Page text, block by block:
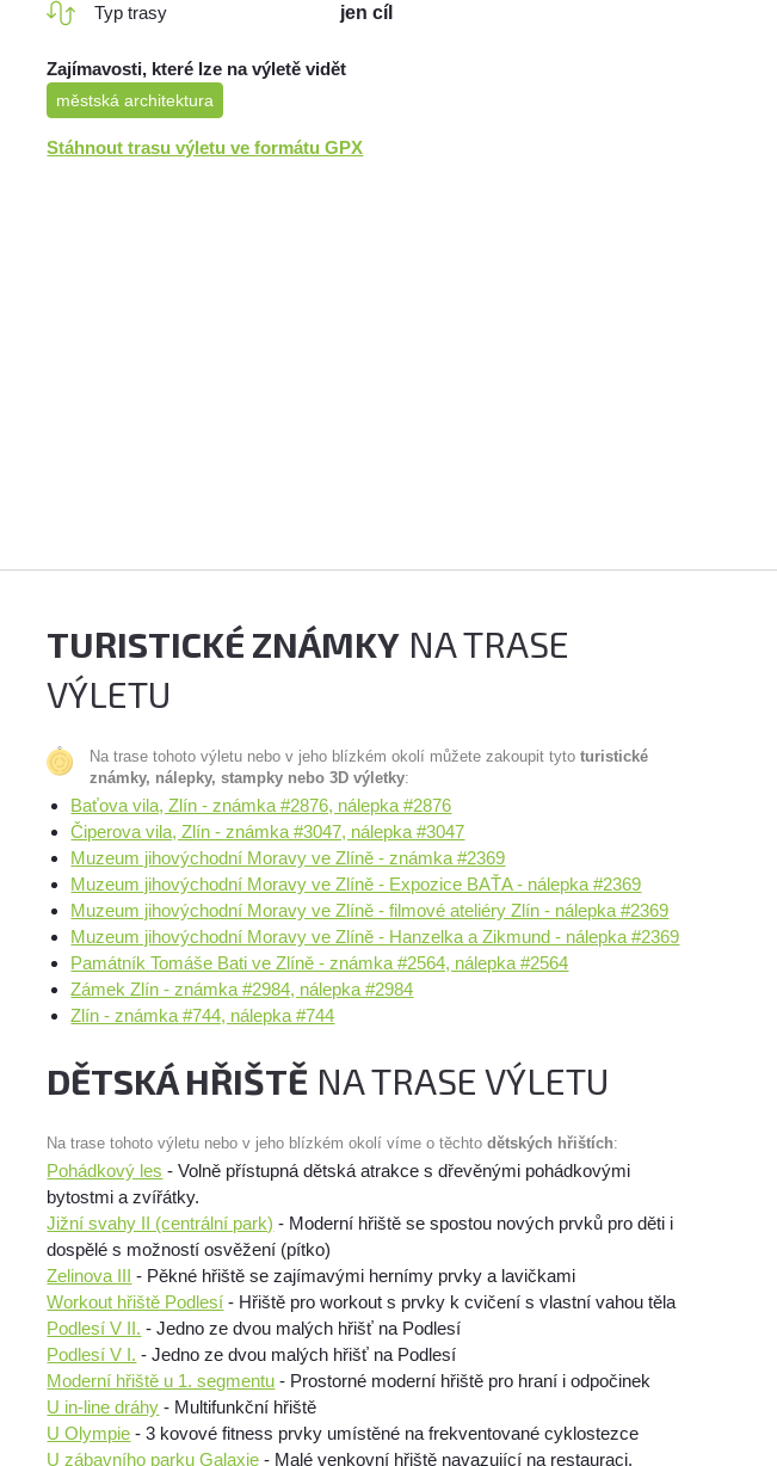
Typ trasy jen cíl
Zajímavosti, které lze na výletě vidět
městská architektura
Stáhnout trasu výletu ve formátu GPX
TURISTICKÉ ZNÁMKY NA TRASE
VÝLETU
Na trase tohoto výletu nebo v jeho blízkém okolí můžete zakoupit tytoturistické
známky, nálepky, stampky nebo 3D výletky:
Baťova vila, Zlín - známka #2876, nálepka #2876
Čiperova vila, Zlín - známka #3047, nálepka #3047
Muzeum jihovýchodní Moravy ve Zlíně - známka #2369
Muzeum jihovýchodní Moravy ve Zlíně - Expozice BAŤA - nálepka #2369
Muzeum jihovýchodní Moravy ve Zlíně - filmové ateliéry Zlín - nálepka #2369
Muzeum jihovýchodní Moravy ve Zlíně - Hanzelka a Zikmund - nálepka #2369
Památník Tomáše Bati ve Zlíně - známka #2564, nálepka #2564
Zámek Zlín - známka #2984, nálepka #2984
Zlín - známka #744, nálepka #744
DĚTSKÁ HŘIŠTĚ NA TRASE VÝLETU
Na trase tohoto výletu nebo v jeho blízkém okolí víme o těchtodětských hřištích:
Pohádkový les - Volně přístupná dětská atrakce s dřevěnými pohádkovými
bytostmi a zvířátky.
Jižní svahy II (centrální park) - Moderní hřiště se spostou nových prvků pro děti i
dospělé s možností osvěžení (pítko)
Zelinova III - Pěkné hřiště se zajímavými hernímy prvky a lavičkami
Workout hřiště Podlesí - Hřiště pro workout s prvky k cvičení s vlastní vahou těla
Podlesí V II. - Jedno ze dvou malých hřišť na Podlesí
Podlesí V I. - Jedno ze dvou malých hřišť na Podlesí
Moderní hřiště u 1. segmentu - Prostorné moderní hřiště pro hraní i odpočinek
U in-line dráhy - Multifunkční hřiště
U Olympie - 3 kovové fitness prvky umístěné na frekventované cyklostezce
U zábavního parku Galaxie - Malé venkovní hřiště navazující na restauraci.